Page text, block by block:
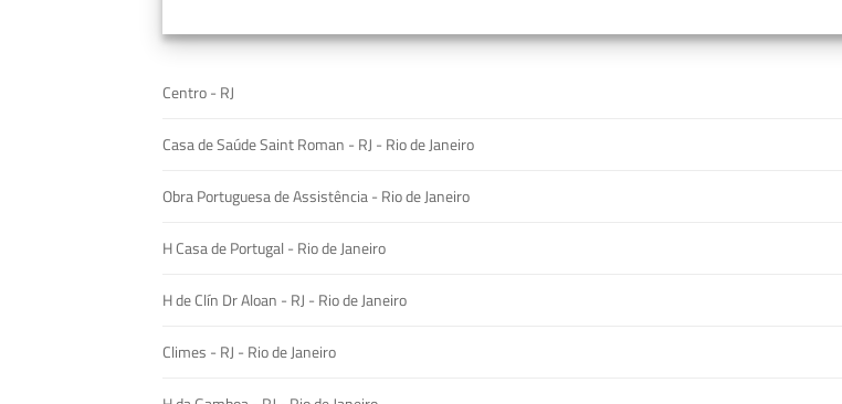
Centro - RJ
Casa de Saúde Saint Roman - RJ - Rio de Janeiro
Obra Portuguesa de Assistência - Rio de Janeiro
H Casa de Portugal - Rio de Janeiro
H de Clín Dr Aloan - RJ - Rio de Janeiro
Climes - RJ - Rio de Janeiro